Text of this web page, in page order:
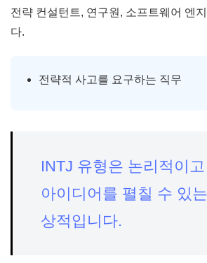
전략 컨설턴트, 연구원, 소프트웨어 엔
다.
전략적 사고를 요구하는 직무
INTJ 유형은 논리적이
아이디어를 펼칠 수 있
상적입니다.